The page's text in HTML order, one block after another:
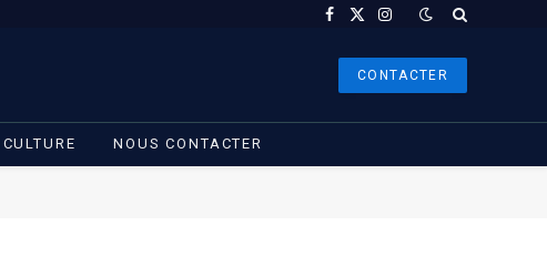
Facebook
X
Instagram
CONTACTER
CULTURE NOUS CONTACTER